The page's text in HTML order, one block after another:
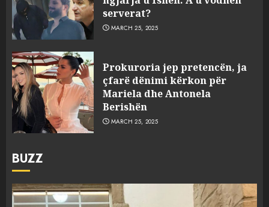
serverat?
MARCH 25, 2025
Prokuroria jep pretencën, ja
çfarë dënimi kërkon për
Mariela dhe Antonela
Berishën
MARCH 25, 2025
BUZZ